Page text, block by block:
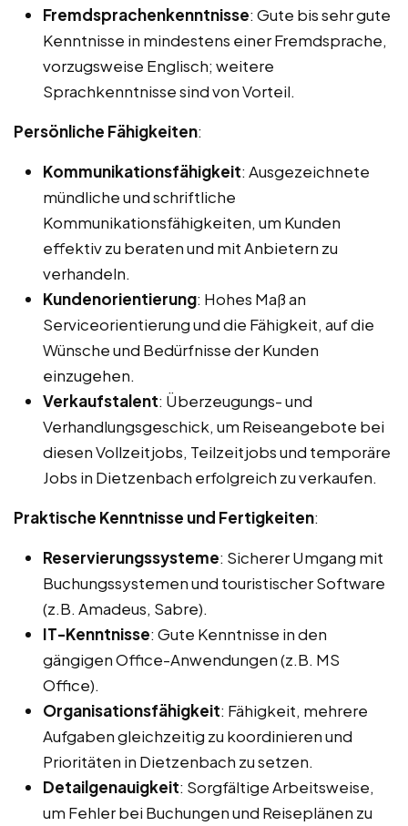
Fremdsprachenkenntnisse: Gute bis sehr gute
Kenntnisse in mindestens einer Fremdsprache,
vorzugsweise Englisch; weitere
Sprachkenntnisse sind von Vorteil.
Persönliche Fähigkeiten:
Kommunikationsfähigkeit: Ausgezeichnete
mündliche und schriftliche
Kommunikationsfähigkeiten, um Kunden
effektiv zu beraten und mit Anbietern zu
verhandeln.
Kundenorientierung: Hohes Maß an
Serviceorientierung und die Fähigkeit, auf die
Wünsche und Bedürfnisse der Kunden
einzugehen.
Verkaufstalent: Überzeugungs- und
Verhandlungsgeschick, um Reiseangebote bei
diesen Vollzeitjobs, Teilzeitjobs und temporäre
Jobs in Dietzenbach erfolgreich zu verkaufen.
Praktische Kenntnisse und Fertigkeiten:
Reservierungssysteme: Sicherer Umgang mit
Buchungssystemen und touristischer Software
(z.B. Amadeus, Sabre).
IT-Kenntnisse: Gute Kenntnisse in den
gängigen Office-Anwendungen (z.B. MS
Office).
Organisationsfähigkeit: Fähigkeit, mehrere
Aufgaben gleichzeitig zu koordinieren und
Prioritäten in Dietzenbach zu setzen.
Detailgenauigkeit: Sorgfältige Arbeitsweise,
um Fehler bei Buchungen und Reiseplänen zu